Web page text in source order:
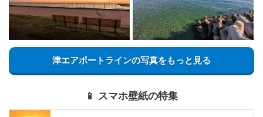
津エアポートラインの写真をもっと見る
📱 スマホ壁紙の特集